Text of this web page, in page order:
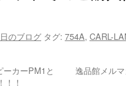
のブログ タグ: 754A, CARL-
カーPM1と
！
逸品館メル